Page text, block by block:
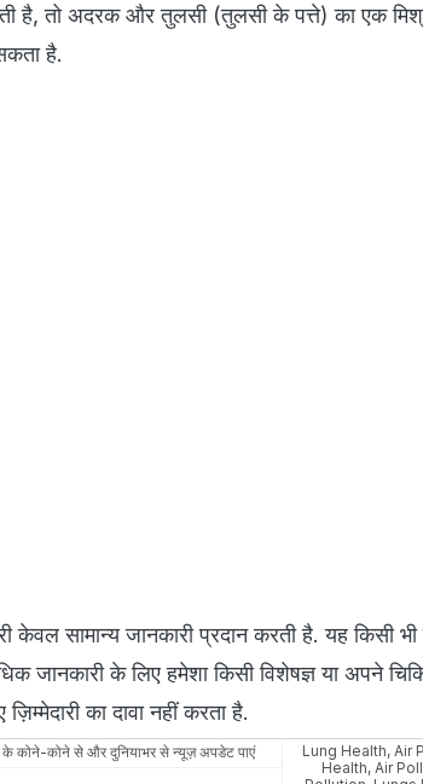
है, तो अदरक और तुलसी (तुलसी के पत्ते) का एक
है.
सामान्य जानकारी प्रदान करती है. यह किसी
जानकारी के लिए हमेशा किसी विशेषज्ञ या अपने
का दावा नहीं करता है.
के कोने-कोने से और दुनियाभर से न्यूज़ अपडेट पाएं
Lung Health, Air
Health, Air